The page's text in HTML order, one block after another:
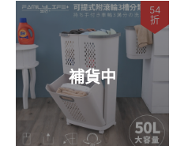
補貨中
54
折